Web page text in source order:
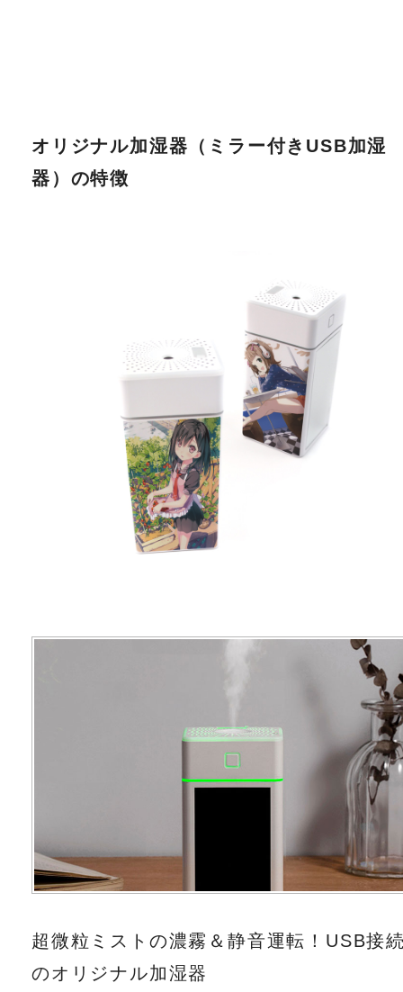
オリジナル加湿器（ミラー付きUSB加湿
器）の特徴
超微粒ミストの濃霧＆静音運転！USB接
のオリジナル加湿器